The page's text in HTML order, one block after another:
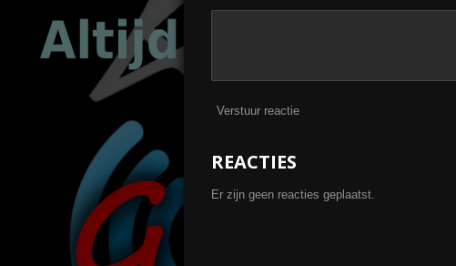
Verstuur reactie
REACTIES
Er zijn geen reacties geplaatst.